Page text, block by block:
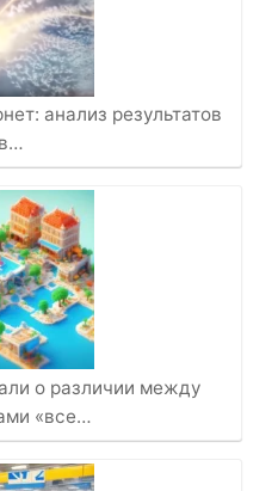
анализ результатов
в…
о различии между
«все…